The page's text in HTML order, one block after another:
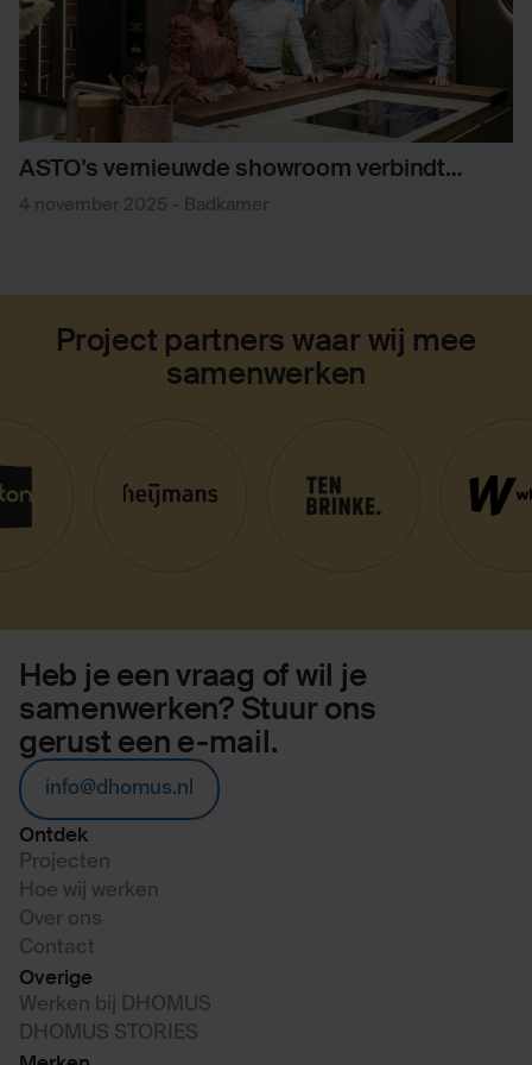
ASTO's vernieuwde showroom verbindt
koken met wellness
4 november 2025 - Badkamer
Project partners waar wij mee
samenwerken
Heb je een vraag of wil je
samenwerken? Stuur ons
gerust een e-mail.
info@dhomus.nl
Ontdek
Projecten
Hoe wij werken
Over ons
Contact
Overige
Werken bij DHOMUS
DHOMUS STORIES